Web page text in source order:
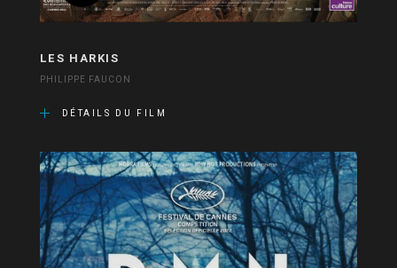
LES HARKIS
PHILIPPE FAUCON
DÉTAILS DU FILM